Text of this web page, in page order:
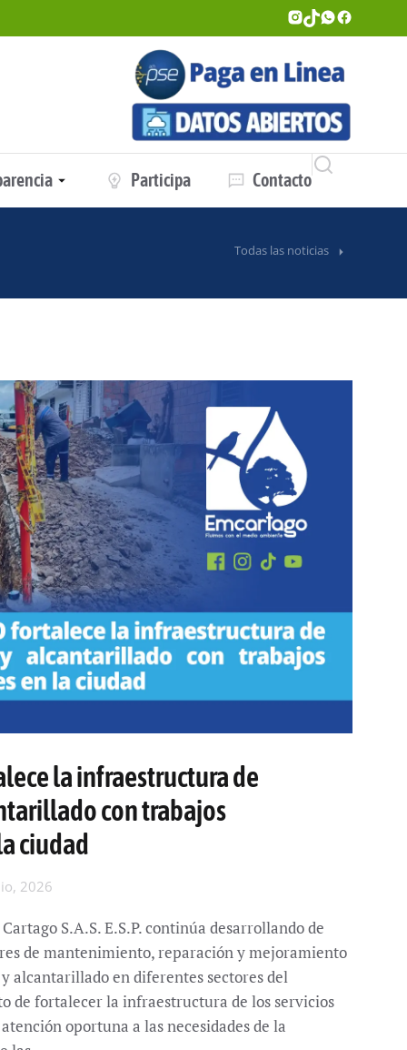
Participa Contacto
Todas las noticias
la infraestructura de
con trabajos
ciudad
2026
S.A.S. E.S.P. continúa desarrollando de
de mantenimiento, reparación y mejoramiento
alcantarillado en diferentes sectores del
de fortalecer la infraestructura de los servicios
oportuna a las necesidades de la